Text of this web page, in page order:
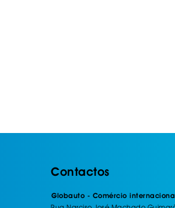
Contactos
Globauto - Comércio